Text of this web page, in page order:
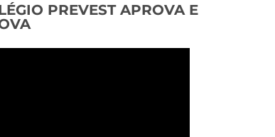
PREVEST APROVA E